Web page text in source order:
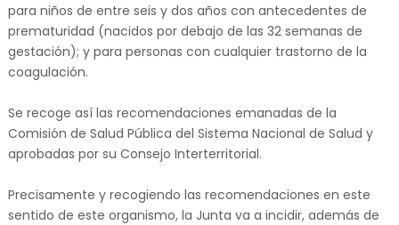
para niños de entre seis y dos años con antecedentes de
prematuridad (nacidos por debajo de las 32 semanas de
gestación); y para personas con cualquier trastorno de la
coagulación.
Se recoge así las recomendaciones emanadas de la
Comisión de Salud Pública del Sistema Nacional de Salud y
aprobadas por su Consejo Interterritorial.
Precisamente y recogiendo las recomendaciones en este
sentido de este organismo, la Junta va a incidir, además de